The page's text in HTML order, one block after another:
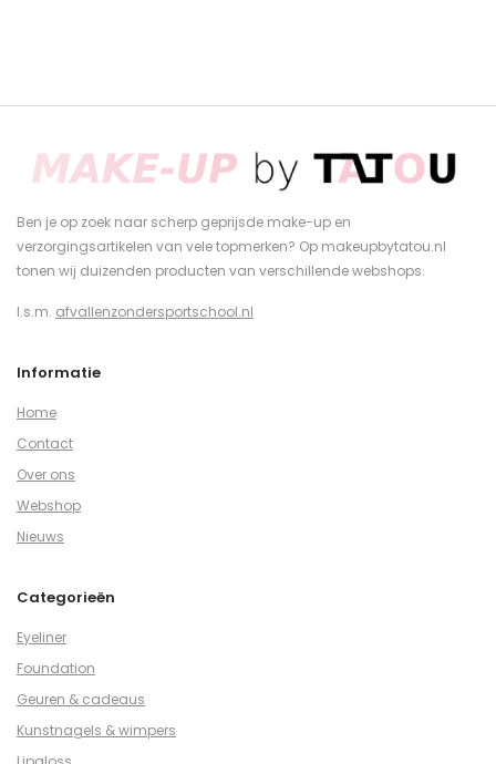
Ben je op zoek naar scherp geprijsde make-up en
verzorgingsartikelen van vele topmerken? Op makeupbytatou.nl
tonen wij duizenden producten van verschillende webshops.
I.s.m. afvallenzondersportschool.nl
Informatie
Home
Contact
Over ons
Webshop
Nieuws
Categorieën
Eyeliner
Foundation
Geuren & cadeaus
Kunstnagels & wimpers